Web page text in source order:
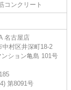
コンクリート
名古屋店
中村区井深町18-2
ション亀島 101号
第8091号